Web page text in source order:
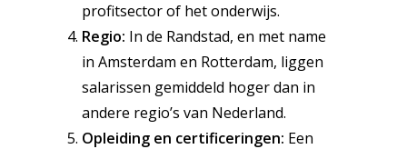
profitsector of het onderwijs.
Regio: In de Randstad, en met name
in Amsterdam en Rotterdam, liggen
salarissen gemiddeld hoger dan in
andere regio’s van Nederland.
Opleiding en certificeringen: Een